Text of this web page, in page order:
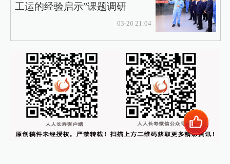
工运的经验启示”课题调研
03-26 21:04